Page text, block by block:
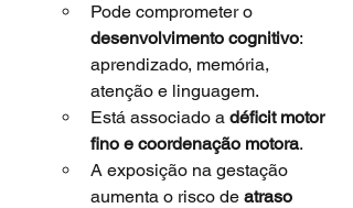
Pode comprometer o
desenvolvimento cognitivo:
aprendizado, memória,
atenção e linguagem.
Está associado a déficit motor
fino e coordenação motora.
A exposição na gestação
aumenta o risco de atraso